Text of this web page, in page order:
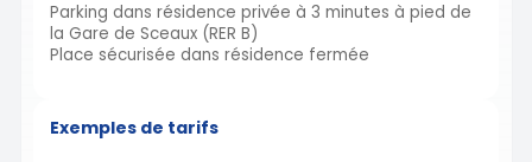
Parking dans résidence privée à 3 minutes à pied de
la Gare de Sceaux (RER B)
Place sécurisée dans résidence fermée
Exemples de tarifs